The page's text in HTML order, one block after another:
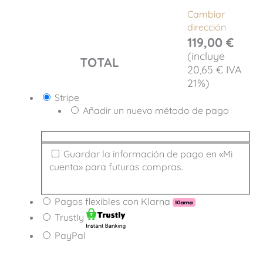
Cambiar
dirección
TOTAL
119,00 €
(incluye
20,65 € IVA
21%)
Stripe
Añadir un nuevo método de pago
Guardar la información de pago en «Mi
cuenta» para futuras compras.
Pagos flexibles con Klarna
Trustly
PayPal